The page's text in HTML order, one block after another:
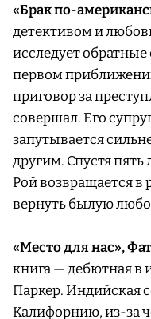
«Брак по-
детективом и
исследует
первом
приговор за
совершал. Его
запутывается
другим. Спустя пять
Рой возвращается в
вернуть былую
«Место для нас»,
книга — дебютная в
Паркер. Индийская
Калифорнию, из-за